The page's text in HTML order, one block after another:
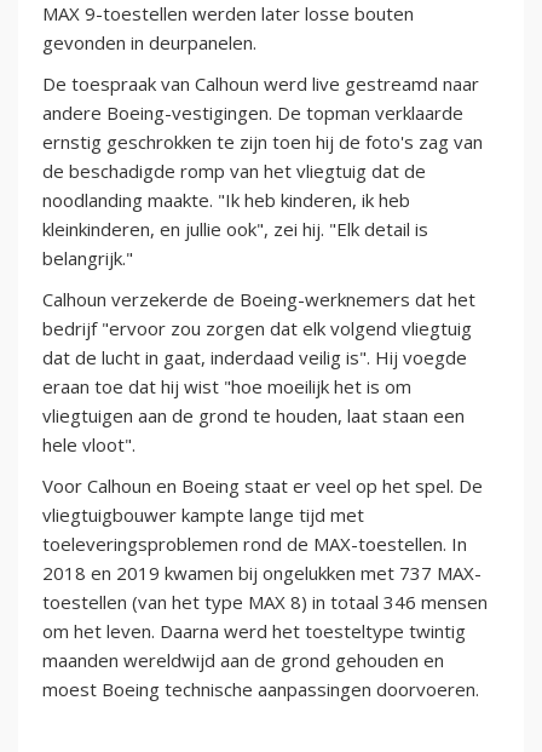
MAX 9-toestellen werden later losse bouten
gevonden in deurpanelen.
De toespraak van Calhoun werd live gestreamd naar
andere Boeing-vestigingen. De topman verklaarde
ernstig geschrokken te zijn toen hij de foto's zag van
de beschadigde romp van het vliegtuig dat de
noodlanding maakte. "Ik heb kinderen, ik heb
kleinkinderen, en jullie ook", zei hij. "Elk detail is
belangrijk."
Calhoun verzekerde de Boeing-werknemers dat het
bedrijf "ervoor zou zorgen dat elk volgend vliegtuig
dat de lucht in gaat, inderdaad veilig is". Hij voegde
eraan toe dat hij wist "hoe moeilijk het is om
vliegtuigen aan de grond te houden, laat staan ​​een
hele vloot".
Voor Calhoun en Boeing staat er veel op het spel. De
vliegtuigbouwer kampte lange tijd met
toeleveringsproblemen rond de MAX-toestellen. In
2018 en 2019 kwamen bij ongelukken met 737 MAX-
toestellen (van het type MAX 8) in totaal 346 mensen
om het leven. Daarna werd het toesteltype twintig
maanden wereldwijd aan de grond gehouden en
moest Boeing technische aanpassingen doorvoeren.